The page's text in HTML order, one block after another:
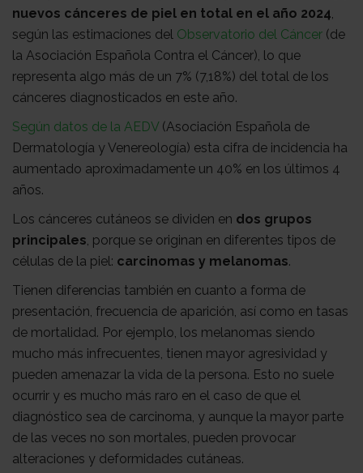
cancer
Trabaja
con
Sala
prensa
Actualidad
Apoyo
social
Orientación
nuevos cánceres de piel en total en el año 2024
según las estimaciones del Observatorio del Cáncer (de
la Asociación Española Contra el Cáncer), lo que
representa algo más de un 7% (7,18%) del total de los
cánceres diagnosticados en este año.
Según datos de la AEDV (Asociación Española de
Dermatología y Venereología) esta cifra de incidencia ha
aumentado aproximadamente un 40% en los últimos 4
años.
Los cánceres cutáneos se dividen en dos grupos
principales , porque se originan en diferentes tipos de
células de la piel: carcinomas y melanomas.
Tienen diferencias también en cuanto a forma de
presentación, frecuencia de aparición, así como en tasas
de mortalidad. Por ejemplo, los melanomas siendo
mucho más infrecuentes, tienen mayor agresividad y
pueden amenazar la vida de la persona. Esto no suele
ocurrir y es mucho más raro en el caso de que el
diagnóstico sea de carcinoma, y aunque la mayor parte
de las veces no son mortales, pueden provocar
alteraciones y deformidades cutáneas.